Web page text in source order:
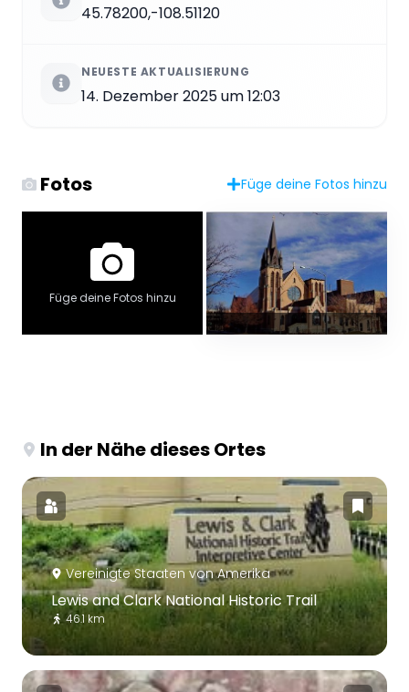
45.78200,-108.51120
NEUESTE AKTUALISIERUNG
14. Dezember 2025 um 12:03
Fotos Füge deine Fotos hinzu
Füge deine Fotos hinzu
In der Nähe dieses Ortes
Vereinigte Staaten von Amerika
Lewis and Clark National Historic Trail
46.1 km